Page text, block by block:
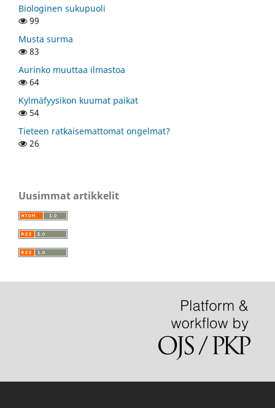
Biologinen sukupuoli
99
Musta surma
83
Aurinko muuttaa ilmastoa
64
Kylmäfyysikon kuumat paikat
54
Tieteen ratkaisemattomat ongelmat?
26
Uusimmat artikkelit